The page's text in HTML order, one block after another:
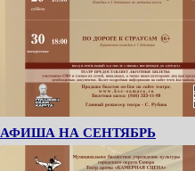
АФИША НА СЕНТЯБРЬ